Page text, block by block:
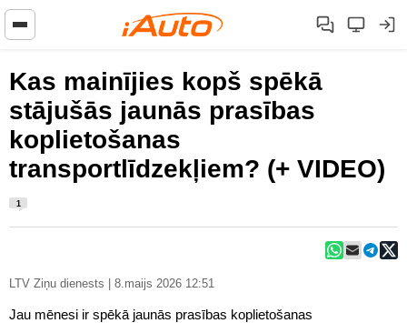
Kas mainījies kopš spēkā
stājušās jaunās prasības
koplietošanas
transportlīdzekļiem? (+ VIDEO)
1
LTV Ziņu dienests | 8.maijs 2026 12:51
Jau mēnesi ir spēkā jaunās prasības koplietošanas